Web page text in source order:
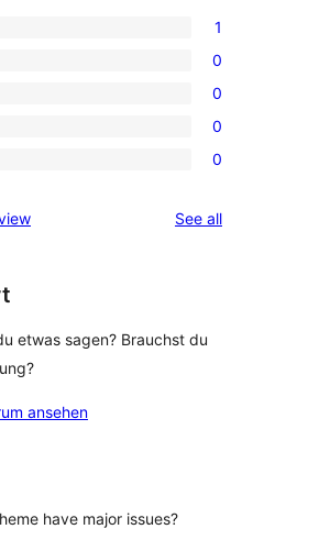
1
0
0
0
0
See allreviews
etwas sagen? Brauchst du
ansehen
have major issues?